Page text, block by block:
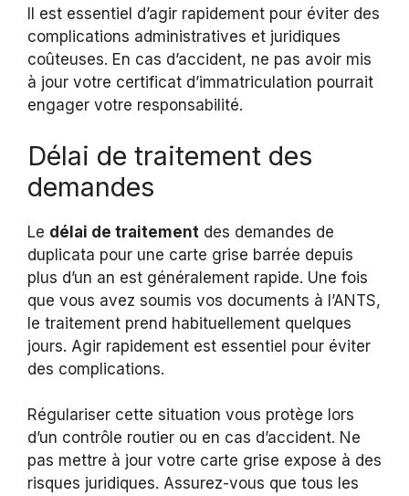
Il est essentiel d’agir rapidement pour éviter des
complications administratives et juridiques
coûteuses. En cas d’accident, ne pas avoir mis
à jour votre certificat d’immatriculation pourrait
engager votre responsabilité.
Délai de traitement des
demandes
Le délai de traitement des demandes de
duplicata pour une carte grise barrée depuis
plus d’un an est généralement rapide. Une fois
que vous avez soumis vos documents à l’ANTS,
le traitement prend habituellement quelques
jours. Agir rapidement est essentiel pour éviter
des complications.
Régulariser cette situation vous protège lors
d’un contrôle routier ou en cas d’accident. Ne
pas mettre à jour votre carte grise expose à des
risques juridiques. Assurez-vous que tous les